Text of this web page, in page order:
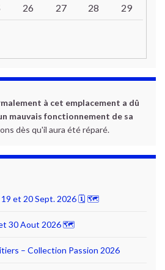
26 27 28 29
à cet emplacement a dû
mauvais fonctionnement de sa
dès qu'il aura été réparé.
19 et 20 Sept. 2026 🗓 🗺
et 30 Aout 2026 🗺
– Collection Passion 2026